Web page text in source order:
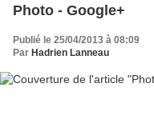
Photo - Google+
Publié le 25/04/2013 à 08:09
Par Hadrien Lanneau